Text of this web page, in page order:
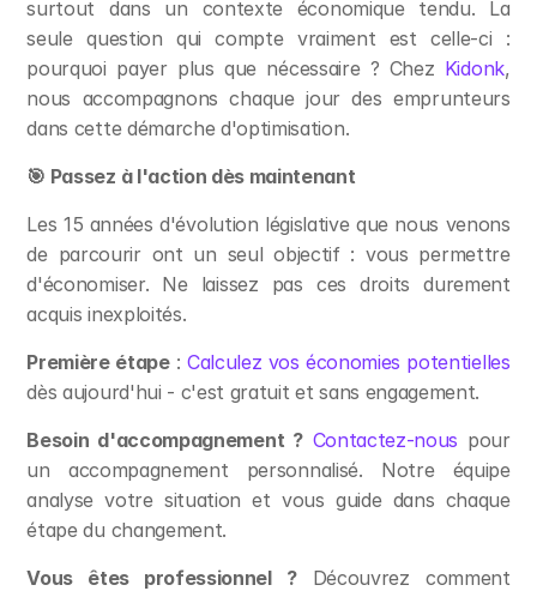
surtout dans un contexte économique tendu. La
seule question qui compte vraiment est celle-ci :
pourquoi payer plus que nécessaire ? Chez Kidonk,
nous accompagnons chaque jour des emprunteurs
dans cette démarche d'optimisation.
🎯 Passez à l'action dès maintenant
Les 15 années d'évolution législative que nous venons
de parcourir ont un seul objectif : vous permettre
d'économiser. Ne laissez pas ces droits durement
acquis inexploités.
Première étape : Calculez vos économies potentielles
dès aujourd'hui - c'est gratuit et sans engagement.
Besoin d'accompagnement ? Contactez-nous pour
un accompagnement personnalisé. Notre équipe
analyse votre situation et vous guide dans chaque
étape du changement.
Vous êtes professionnel ?